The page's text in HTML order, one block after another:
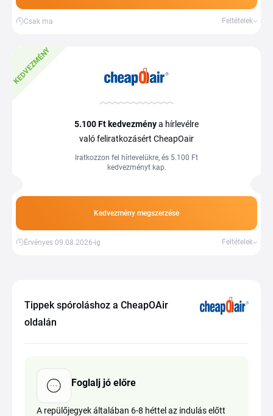
Csak ma Feltételek
KEDVEZMÉNY
5.100 Ft kedvezménya hírlevélre
való feliratkozásért CheapOair
Iratkozzon fel hírlevelükre, és 5.100 Ft
kedvezményt kap.
Kedvezmény megszerzése
Érvényes 09.08.2026-ig Feltételek
Tippek spóroláshoz a CheapOAir
oldalán
Foglalj jó előre
A repülőjegyek általában 6-8 héttel az indulás előtt